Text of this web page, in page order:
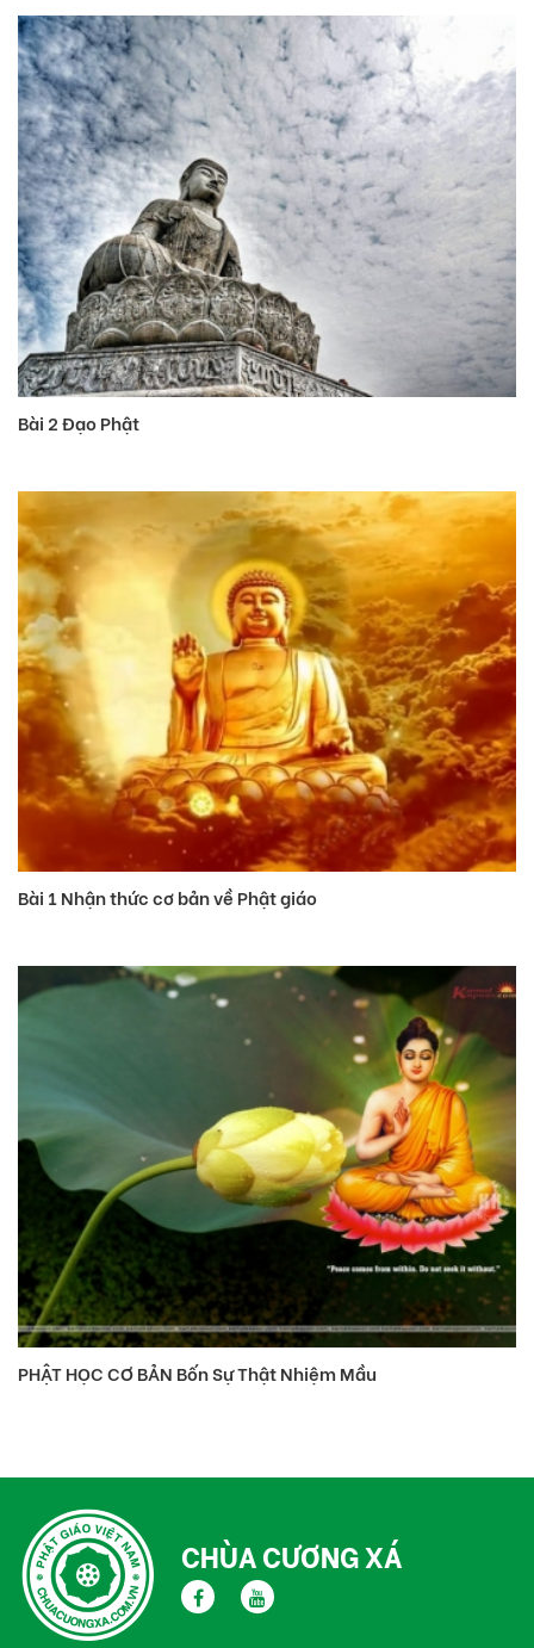
Bài 2 Ðạo Phật
Bài 1 Nhận thức cơ bản về Phật giáo
PHẬT HỌC CƠ BẢN Bốn Sự Thật Nhiệm Mầu
CHÙA CƯƠNG XÁ